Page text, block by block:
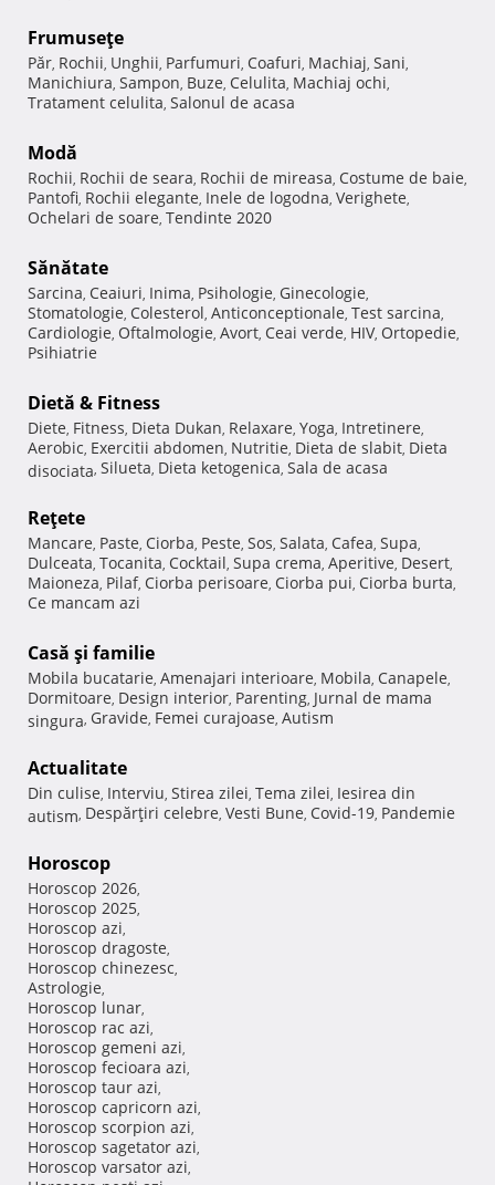
Frumuseţe
Păr, Rochii, Unghii, Parfumuri, Coafuri, Machiaj, Sani,
Manichiura, Sampon, Buze, Celulita, Machiaj ochi,
Tratament celulita, Salonul de acasa
Modă
Rochii, Rochii de seara, Rochii de mireasa, Costume de baie,
Pantofi, Rochii elegante, Inele de logodna, Verighete,
Ochelari de soare, Tendinte 2020
Sănătate
Sarcina, Ceaiuri, Inima, Psihologie, Ginecologie,
Stomatologie, Colesterol, Anticonceptionale, Test sarcina,
Cardiologie, Oftalmologie, Avort, Ceai verde, HIV, Ortopedie,
Psihiatrie
Dietă & Fitness
Diete, Fitness, Dieta Dukan, Relaxare, Yoga, Intretinere,
Aerobic, Exercitii abdomen, Nutritie, Dieta de slabit, Dieta
disociata, Silueta, Dieta ketogenica, Sala de acasa
Reţete
Mancare, Paste, Ciorba, Peste, Sos, Salata, Cafea, Supa,
Dulceata, Tocanita, Cocktail, Supa crema, Aperitive, Desert,
Maioneza, Pilaf, Ciorba perisoare, Ciorba pui, Ciorba burta,
Ce mancam azi
Casă şi familie
Mobila bucatarie, Amenajari interioare, Mobila, Canapele,
Dormitoare, Design interior, Parenting, Jurnal de mama
singura, Gravide, Femei curajoase, Autism
Actualitate
Din culise, Interviu, Stirea zilei, Tema zilei, Iesirea din
autism, Despărţiri celebre, Vesti Bune, Covid-19, Pandemie
Horoscop
Horoscop 2026,
Horoscop 2025,
Horoscop azi,
Horoscop dragoste,
Horoscop chinezesc,
Astrologie,
Horoscop lunar,
Horoscop rac azi,
Horoscop gemeni azi,
Horoscop fecioara azi,
Horoscop taur azi,
Horoscop capricorn azi,
Horoscop scorpion azi,
Horoscop sagetator azi,
Horoscop varsator azi,